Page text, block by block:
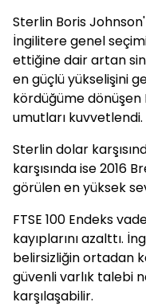
Sterlin Boris
İngilitere genel
ettiğine dair artan
en güçlü yükselişini
kördüğüme dönüşen
umutları kuvvetlendi.
Sterlin dolar
karşısında ise 2016
görülen en yüksek
FTSE 100 Endeks
kayıplarını azalttı.
belirsizliğin ortadan
güvenli varlık talebi
karşılaşabilir.